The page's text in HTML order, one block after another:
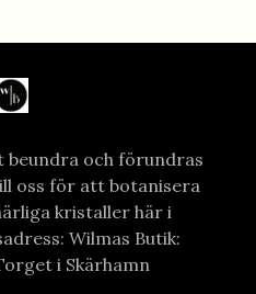
och förundras
oss för att botanisera
kristaller här i
Wilmas Butik:
i Skärhamn